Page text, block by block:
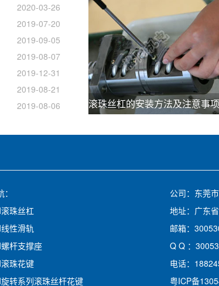
2020-03-26
2019-07-20
2019-09-05
2019-08-07
2019-12-31
2019-08-21
2019-08-06 滚珠丝杠的安装方法及注意事项
珠丝杠
性滑轨
杆支撑座
珠花键
转系列滚珠丝杆花键
公司：东莞
地址：广东
邮箱：
Q Q ：
电话：
粤ICP备